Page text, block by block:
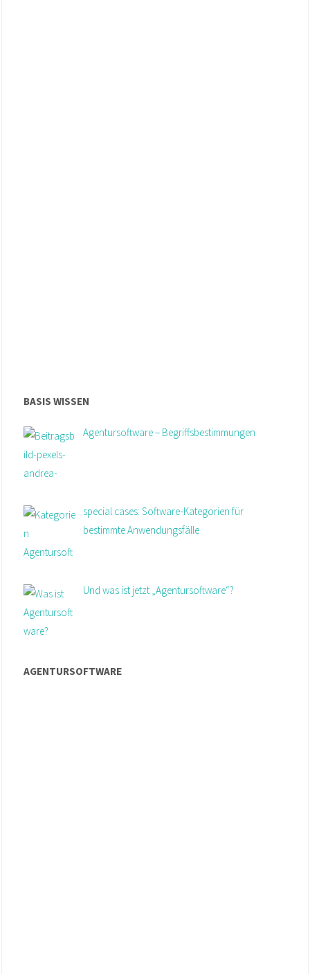
BASIS WISSEN
Agentursoftware – Begriffsbestimmungen
special cases: Software-Kategorien für
bestimmte Anwendungsfälle
Und was ist jetzt „Agentursoftware“?
AGENTURSOFTWARE